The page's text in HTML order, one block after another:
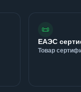
📜
ЕАЭС
Товар